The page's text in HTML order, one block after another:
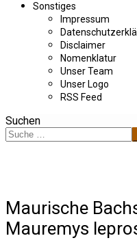
Sonstiges
Impressum
Disclaimer
Nomenklatur
Unser Team
Unser Logo
RSS Feed
Suchen
Maurische
Mauremys